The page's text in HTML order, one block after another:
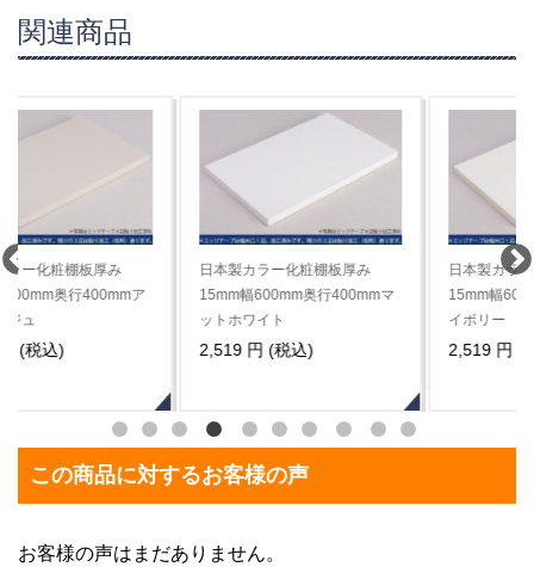
関連商品
日本製カラー化粧棚板厚み
15mm幅600mm奥行400mmマ
2,519 円 (税込)
日本製カラー化粧棚板厚み
15mm幅600mm奥行400mmア
2,519 円 (税込)
この商品に対するお客様の声
お客様の声はまだありません。